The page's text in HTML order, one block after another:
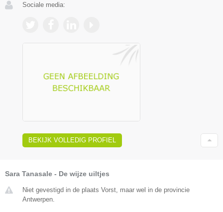
Sociale media:
BEKIJK VOLLEDIG PROFIEL
Sara Tanasale - De wijze uiltjes
Niet gevestigd in de plaats Vorst, maar wel in de provincie
Antwerpen.